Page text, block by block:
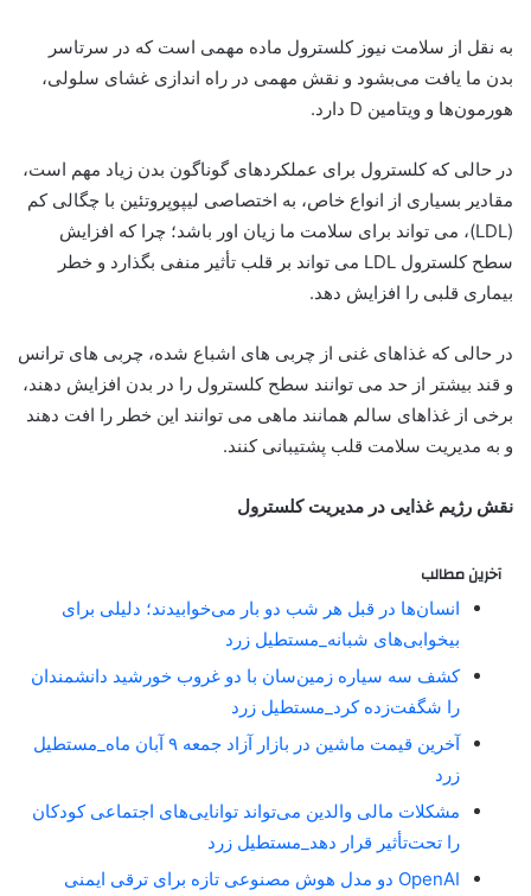
به نقل از سلامت نیوز کلسترول ماده مهمی است که در سرتاسر
بدن ما یافت می‌بشود و نقش مهمی در راه اندازی غشای سلولی،
هورمون‌ها و ویتامین D دارد.
در حالی که کلسترول برای عملکردهای گوناگون بدن زیاد مهم است،
مقادیر بسیاری از انواع خاص، به اختصاصی لیپوپروتئین با چگالی کم
(LDL)، می تواند برای سلامت ما زیان اور باشد؛ چرا که افزایش
سطح کلسترول LDL می تواند بر قلب تأثیر منفی بگذارد و خطر
بیماری قلبی را افزایش دهد.
در حالی که غذاهای غنی از چربی های اشباع شده، چربی های ترانس
و قند بیشتر از حد می توانند سطح کلسترول را در بدن افزایش دهند،
برخی از غذاهای سالم همانند ماهی می توانند این خطر را افت دهند
و به مدیریت سلامت قلب پشتیبانی کنند.
نقش رژیم غذایی در مدیریت کلسترول
آخرین مطالب
انسان‌ها در قبل هر شب دو بار می‌خوابیدند؛ دلیلی برای
بیخوابی‌های شبانه_مستطیل زرد
کشف سه سیاره زمین‌سان با دو غروب خورشید دانشمندان
را شگفت‌زده کرد_مستطیل زرد
آخرین قیمت ماشین در بازار آزاد جمعه ۹ آبان ماه_مستطیل
زرد
مشکلات مالی والدین می‌تواند توانایی‌های اجتماعی کودکان
را تحت‌تأثیر قرار دهد_مستطیل زرد
OpenAI دو مدل هوش مصنوعی تازه برای ترقی ایمنی